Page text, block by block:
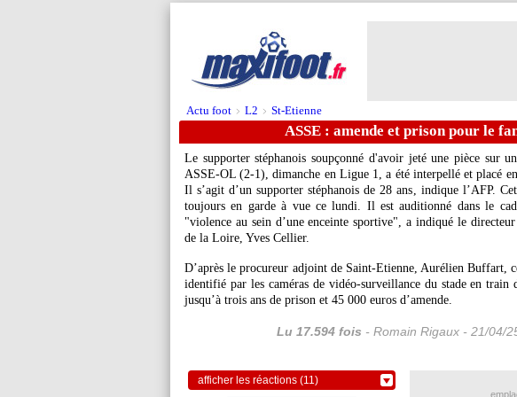
Actu foot > L2 > St-Etienne
ASSE : amende et prison pour le
Le supporter stéphanois soupçonné d'avoir jeté une pièce sur
ASSE-OL (2-1), dimanche en Ligue 1, a été interpellé et placé
Il s’agit d’un supporter stéphanois de 28 ans, indique l’AFP.
toujours en garde à vue ce lundi. Il est auditionné dans le
"violence au sein d’une enceinte sportive", a indiqué le
de la Loire, Yves Cellier.
D’après le procureur adjoint de Saint-Etienne, Aurélien Buffart,
identifié par les caméras de vidéo-surveillance du stade en
jusqu’à trois ans de prison et 45 000 euros d’amende.
Lu 17.594 fois - Romain Rigaux - 21/04/
afficher les réactions (11)